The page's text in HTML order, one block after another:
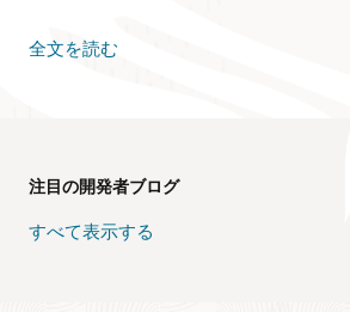
全文を読む
注目の開発者ブログ
すべて表示する